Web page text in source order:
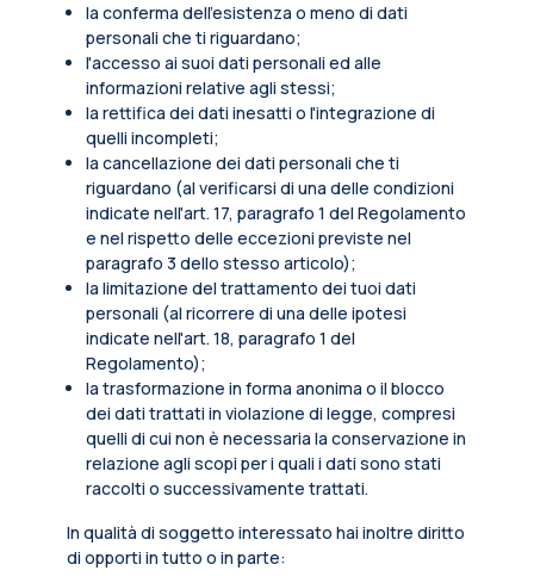
la conferma dell’esistenza o meno di dati
personali che ti riguardano;
l'accesso ai suoi dati personali ed alle
informazioni relative agli stessi;
la rettifica dei dati inesatti o l'integrazione di
quelli incompleti;
la cancellazione dei dati personali che ti
riguardano (al verificarsi di una delle condizioni
indicate nell'art. 17, paragrafo 1 del Regolamento
e nel rispetto delle eccezioni previste nel
paragrafo 3 dello stesso articolo);
la limitazione del trattamento dei tuoi dati
personali (al ricorrere di una delle ipotesi
indicate nell'art. 18, paragrafo 1 del
Regolamento);
la trasformazione in forma anonima o il blocco
dei dati trattati in violazione di legge, compresi
quelli di cui non è necessaria la conservazione in
relazione agli scopi per i quali i dati sono stati
raccolti o successivamente trattati.
In qualità di soggetto interessato hai inoltre diritto
di opporti in tutto o in parte: